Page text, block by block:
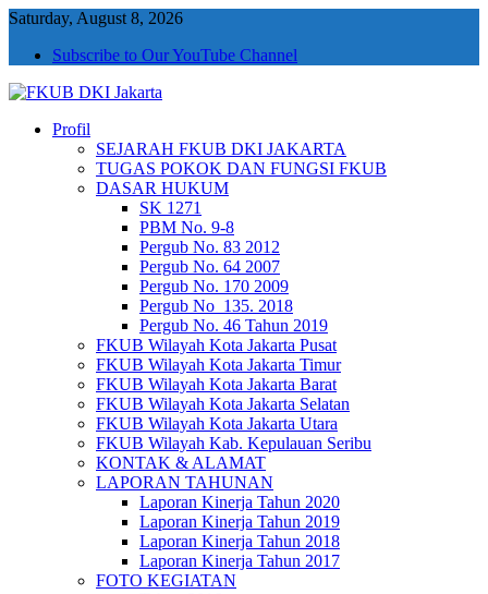
Saturday, August 8, 2026
Subscribe to Our YouTube Channel
FKUB DKI Jakarta
Jakarta Aman, Jakarta Damai dan Rukun
Profil
SEJARAH FKUB DKI JAKARTA
TUGAS POKOK DAN FUNGSI FKUB
DASAR HUKUM
SK 1271
PBM No. 9-8
Pergub No. 83 2012
Pergub No. 64 2007
Pergub No. 170 2009
Pergub No_135. 2018
Pergub No. 46 Tahun 2019
FKUB Wilayah Kota Jakarta Pusat
FKUB Wilayah Kota Jakarta Timur
FKUB Wilayah Kota Jakarta Barat
FKUB Wilayah Kota Jakarta Selatan
FKUB Wilayah Kota Jakarta Utara
FKUB Wilayah Kab. Kepulauan Seribu
KONTAK & ALAMAT
LAPORAN TAHUNAN
Laporan Kinerja Tahun 2020
Laporan Kinerja Tahun 2019
Laporan Kinerja Tahun 2018
Laporan Kinerja Tahun 2017
FOTO KEGIATAN